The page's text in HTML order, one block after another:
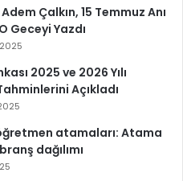
Çalkın, 15 Temmuz Anı
Geceyi Yazdı
2025 ve 2026 Yılı
Açıkladı
atamaları: Atama
dağılımı